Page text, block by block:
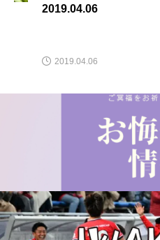
2019.04.06
2019.04.06